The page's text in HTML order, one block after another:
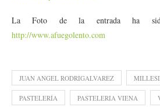
La Foto de la entrada ha
http://www.afuegolento.com
JUAN ANGEL RODRIGALVAREZ
PASTELERÍA PASTELERIA VIENA